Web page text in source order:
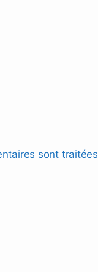
sont traitées